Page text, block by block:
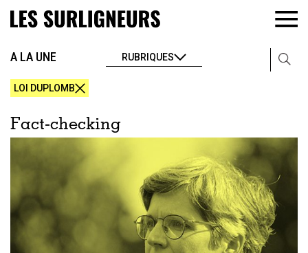
A LA UNE RUBRIQUES
LOI DUPLOMB
Fact-checking